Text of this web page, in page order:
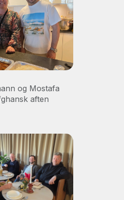
og Mostafa
aften